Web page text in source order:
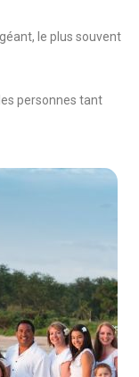
le plus souvent
personnes tant